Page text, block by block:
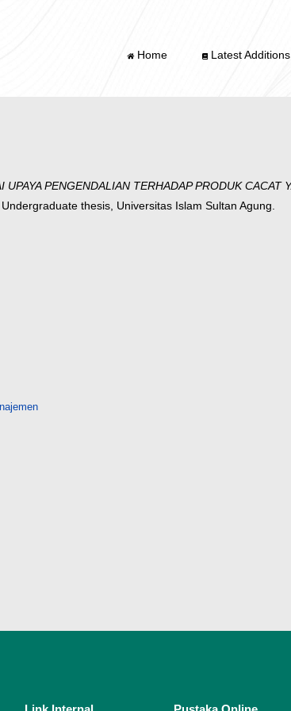
Home Latest Additions
PENGENDALIAN TERHADAP PRODUK CACAT
Undergraduate thesis, Universitas Islam Sultan Agung.